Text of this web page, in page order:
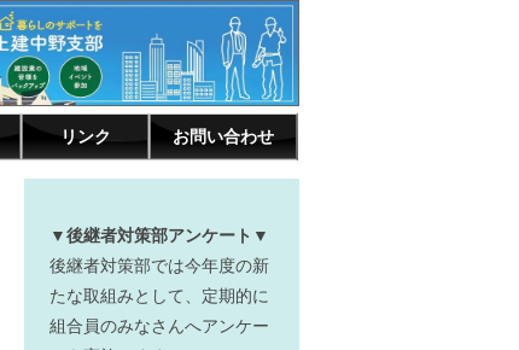
リンク お問い合わせ
▼後継者対策部アンケート▼
後継者対策部では今年度の新
たな取組みとして、定期的に
組合員のみなさんへアンケー